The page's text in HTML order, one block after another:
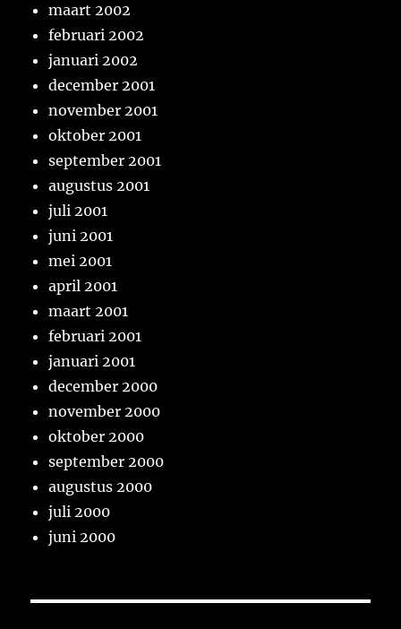
maart 2002
februari 2002
januari 2002
december 2001
november 2001
oktober 2001
september 2001
augustus 2001
juli 2001
juni 2001
mei 2001
april 2001
maart 2001
februari 2001
januari 2001
december 2000
november 2000
oktober 2000
september 2000
augustus 2000
juli 2000
juni 2000